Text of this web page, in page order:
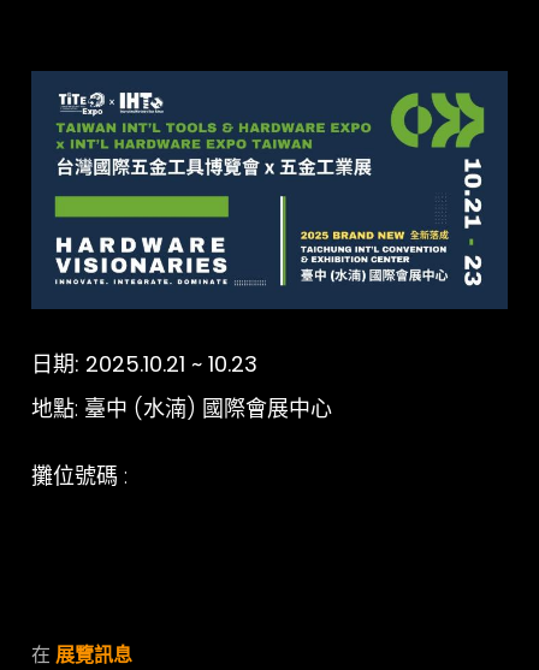
日期: 2025.10.21 ~ 10.23
地點: 臺中 (水湳) 國際會展中心
攤位號碼 :
在 展覽訊息